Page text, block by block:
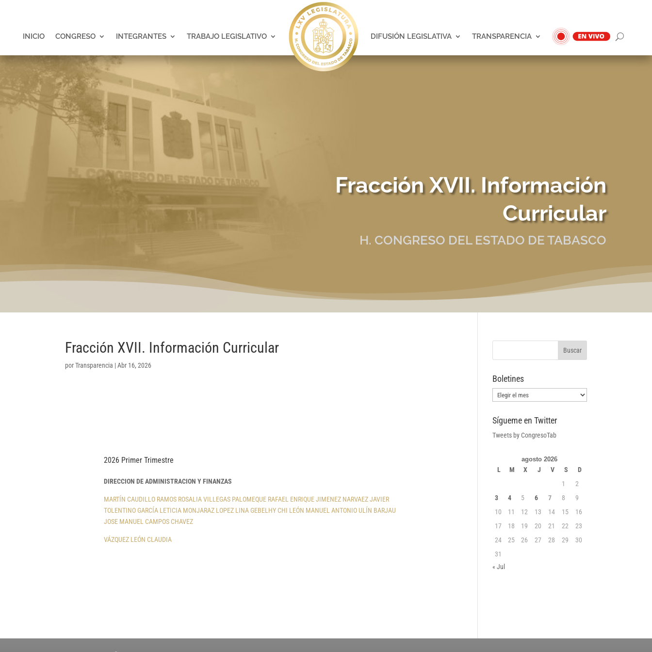
INICIO CONGRESO INTEGRANTES TRABAJO LEGISLATIVO DIFUSIÓN LEGISLATIVA TRANSPARENCIA
Fracción XVII. Información
Curricular
H. CONGRESO DEL ESTADO DE TABASCO
Fracción XVII. Información Curricular
porTransparencia |Abr 16, 2026
2026 Primer Trimestre
DIRECCION DE ADMINISTRACION Y FINANZAS
MARTÍN CAUDILLO RAMOS ROSALIA VILLEGAS PALOMEQUE RAFAEL ENRIQUE JIMENEZ NARVAEZ JAVIER
TOLENTINO GARCÍA LETICIA MONJARAZ LOPEZ LINA GEBELHY CHI LEÓN MANUEL ANTONIO ULÍN BARJAU
JOSE MANUEL CAMPOS CHAVEZ
VÁZQUEZ LEÓN CLAUDIA
Boletines
Boletines
Sígueme en Twitter
Tweets by CongresoTab
agosto 2026
L M X J V S
D
1
2
3
4 5 6 7 8
9
10
11 12 13 14 15
16
17
18 19 20 21 22
23
24
25 26 27 28 29
30
31
« Jul